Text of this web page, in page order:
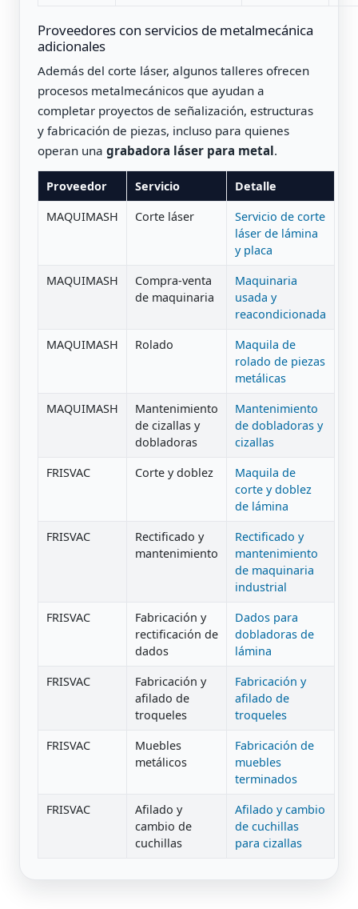
Proveedores con servicios de metalmecánica
adicionales
Además del corte láser, algunos talleres ofrecen
procesos metalmecánicos que ayudan a
completar proyectos de señalización, estructuras
y fabricación de piezas, incluso para quienes
operan unagrabadora láser para metal.
Proveedor Servicio
Detalle
MAQUIMASH
Corte láser
Servicio de corte
láser de lámina
y placa
MAQUIMASH
Compra-venta
de maquinaria
Maquinaria
usada y
reacondicionada
MAQUIMASH
Rolado
Maquila de
rolado de piezas
metálicas
MAQUIMASH
Mantenimiento
de cizallas y
dobladoras
Mantenimiento
de dobladoras y
cizallas
FRISVAC
Corte y doblez
Maquila de
corte y doblez
de lámina
FRISVAC
Rectificado y
mantenimiento
Rectificado y
mantenimiento
de maquinaria
industrial
FRISVAC
Fabricación y
rectificación de
dados
Dados para
dobladoras de
lámina
FRISVAC
Fabricación y
afilado de
troqueles
Fabricación y
afilado de
troqueles
FRISVAC
Muebles
metálicos
Fabricación de
muebles
terminados
FRISVAC
Afilado y
cambio de
cuchillas
Afilado y cambio
de cuchillas
para cizallas